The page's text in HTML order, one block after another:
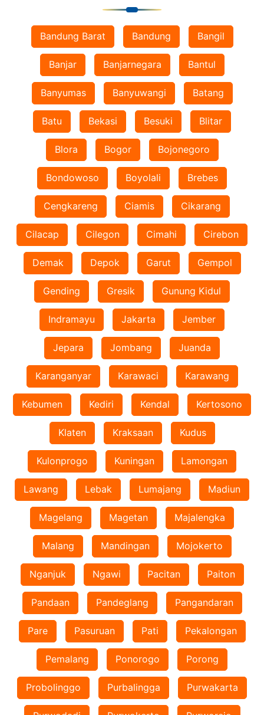
Bandung Barat Bandung Bangil
Banjar Banjarnegara Bantul
Banyumas Banyuwangi Batang
Batu Bekasi Besuki Blitar
Blora Bogor Bojonegoro
Bondowoso Boyolali Brebes
Cengkareng Ciamis Cikarang
Cilacap Cilegon Cimahi Cirebon
Demak Depok Garut Gempol
Gending Gresik Gunung Kidul
Indramayu Jakarta Jember
Jepara Jombang Juanda
Karanganyar Karawaci Karawang
Kebumen Kediri Kendal Kertosono
Klaten Kraksaan Kudus
Kulonprogo Kuningan Lamongan
Lawang Lebak Lumajang Madiun
Magelang Magetan Majalengka
Malang Mandingan Mojokerto
Nganjuk Ngawi Pacitan Paiton
Pandaan Pandeglang Pangandaran
Pare Pasuruan Pati Pekalongan
Pemalang Ponorogo Porong
Probolinggo Purbalingga Purwakarta